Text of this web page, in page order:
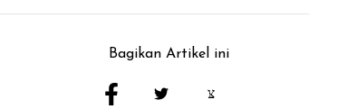
Bagikan Artikel ini